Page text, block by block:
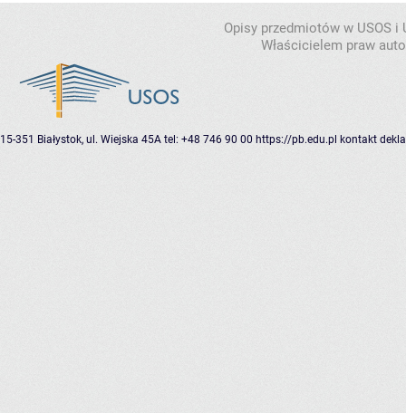
Opisy przedmiotów w USOS
Właścicielem praw
15-351 Białystok, ul. Wiejska 45A tel: +48 746 90 00 https://pb.edu.pl kontakt